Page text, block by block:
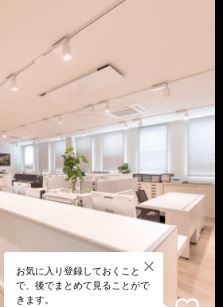
お気に入り登録しておくこと
で、後でまとめて見ることがで
きます。